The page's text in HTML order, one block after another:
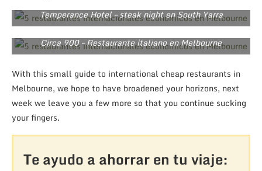
Temperance Hotel – steak night en South Yarra
Circa 900 – Restaurante italiano en Melbourne
With this small guide to international cheap restaurants in
Melbourne, we hope to have broadened your horizons, next
week we leave you a few more so that you continue sucking
your fingers.
Te ayudo a ahorrar en tu viaje: